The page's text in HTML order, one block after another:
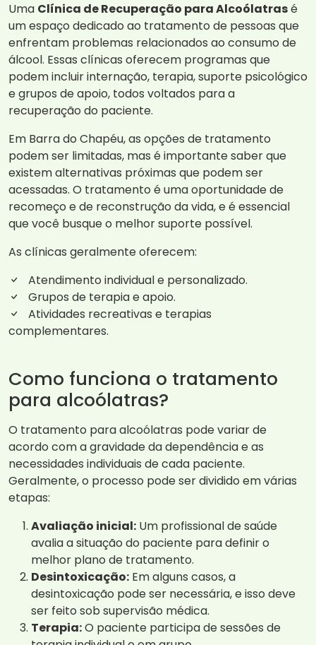
Uma Clínica de Recuperação para Alcoólatrasé
um espaço dedicado ao tratamento de pessoas que
enfrentam problemas relacionados ao consumo de
álcool. Essas clínicas oferecem programas que
podem incluir internação, terapia, suporte psicológico
e grupos de apoio, todos voltados para a
recuperação do paciente.
Em Barra do Chapéu, as opções de tratamento
podem ser limitadas, mas é importante saber que
existem alternativas próximas que podem ser
acessadas. O tratamento é uma oportunidade de
recomeço e de reconstrução da vida, e é essencial
que você busque o melhor suporte possível.
As clínicas geralmente oferecem:
Atendimento individual e personalizado.
Grupos de terapia e apoio.
Atividades recreativas e terapias
complementares.
Como funciona o tratamento
para alcoólatras?
O tratamento para alcoólatras pode variar de
acordo com a gravidade da dependência e as
necessidades individuais de cada paciente.
Geralmente, o processo pode ser dividido em várias
etapas:
Avaliação inicial: Um profissional de saúde
avalia a situação do paciente para definir o
melhor plano de tratamento.
Desintoxicação: Em alguns casos, a
desintoxicação pode ser necessária, e isso deve
ser feito sob supervisão médica.
Terapia:O paciente participa de sessões de